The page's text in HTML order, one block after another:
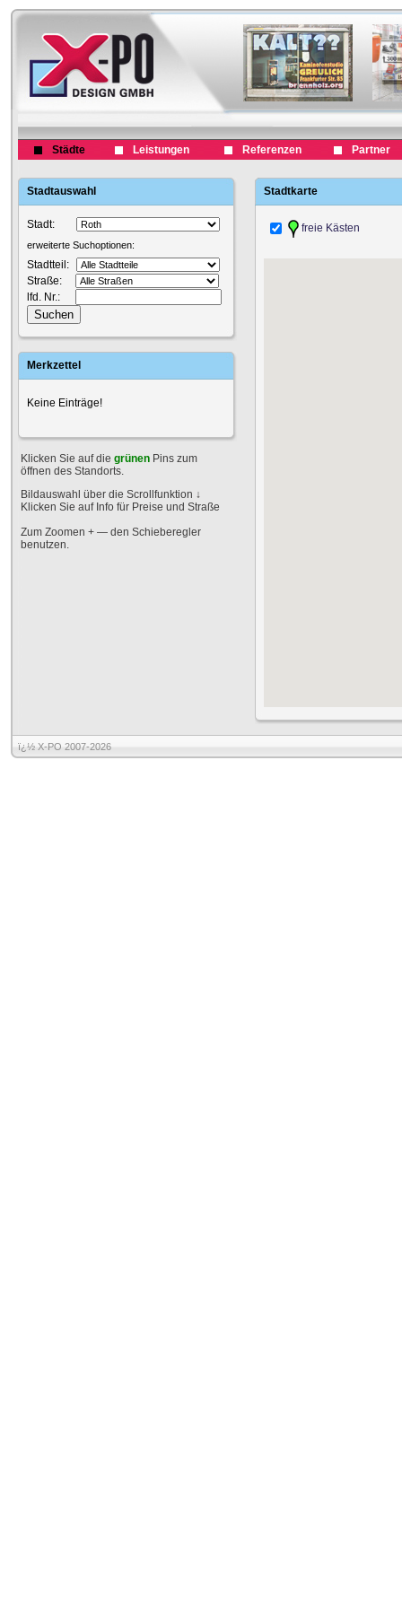
Städte Leistungen Referenzen Partner
Stadtauswahl
Stadt:
erweiterte Suchoptionen:
Stadtteil:
Straße:
lfd. Nr.:
Merkzettel
Keine Einträge!
Klicken Sie auf die grünen Pins zum
öffnen des Standorts.
Bildauswahl über die Scrollfunktion ↓
Klicken Sie auf Info für Preise und Straße
Zum Zoomen + — den Schieberegler
benutzen.
Stadtkarte
freie Kästen
ï¿½ X-PO 2007-2026